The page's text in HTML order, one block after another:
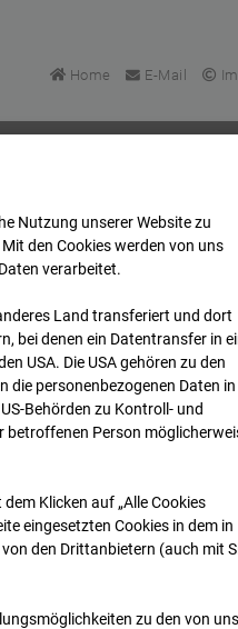
Home E-Mail
15:30
Nutzung unserer Website zu
den Cookies werden von uns
verarbeitet.
Land transferiert und dort
bei denen ein Datentransfer in
USA. Die USA gehören zu den
die personenbezogenen Daten in
Behörden zu Kontroll- und
betroffenen Person
Klicken auf „Alle Cookies
eingesetzten Cookies in dem in
den Drittanbietern (auch mit
zu den von uns